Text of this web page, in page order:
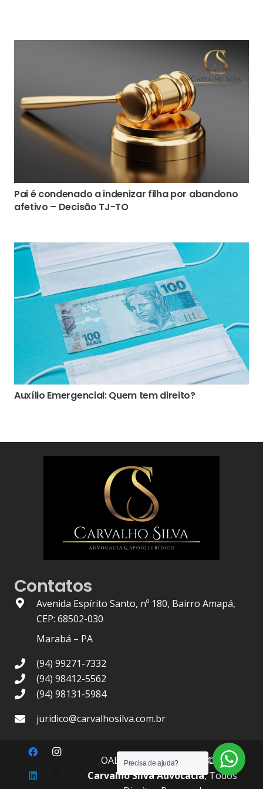
Pai é condenado a indenizar filha por abandono
afetivo – Decisão TJ-TO
Auxílio Emergencial: Quem tem direito?
Contatos
Avenida Espírito Santo, nº 180, Bairro Amapá,
CEP: 68502-030
Marabá – PA
(94) 99271-7332
(94) 98412-5562
(94) 98131-5984
juridico@carvalhosilva.com.br
OAB/PA Nº 1.436| 2021 © –
Carvalho Silva Advocacia, Todos
Precisa de ajuda?